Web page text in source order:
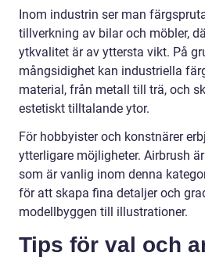
Inom industrin ser man
tillverkning av bilar och möbler,
ytkvalitet är av yttersta vikt. På
mångsidighet kan industriella
material, från metall till trä, och
estetiskt tilltalande ytor.
För hobbyister och konstnärer
ytterligare möjligheter. Airbrush
som är vanlig inom denna
för att skapa fina detaljer och
modellbyggen till illustrationer.
Tips för val och